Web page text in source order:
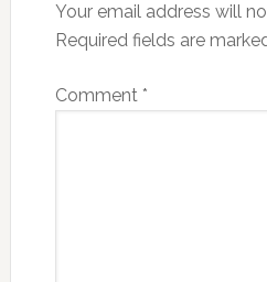
Your email address will
Required fields are
Comment *